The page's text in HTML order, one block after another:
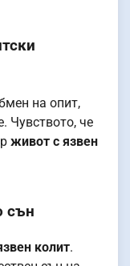
на опит,
Чувството, че
живот с язвен
сън
колит.